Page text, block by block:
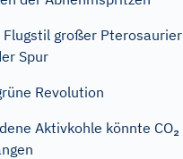
Flugstil großer Pterosaurier
Spur
Revolution
Aktivkohle könnte CO₂